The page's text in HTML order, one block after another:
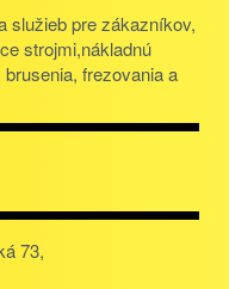
služieb pre zákazníkov,
strojmi,nákladnú
frezovania a
73,